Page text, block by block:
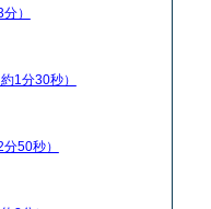
分）
約1分30秒）
分50秒）